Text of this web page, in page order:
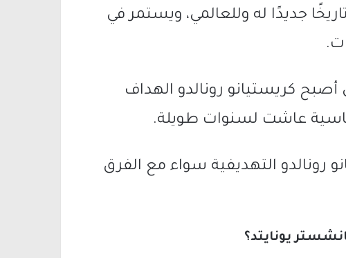
جديدًا له وللعالمي، ويستمر في
أصبح كريستيانو رونالدو الهداف
عاشت لسنوات طويلة.
رونالدو التهديفية سواء مع الفرق
يونايتد؟